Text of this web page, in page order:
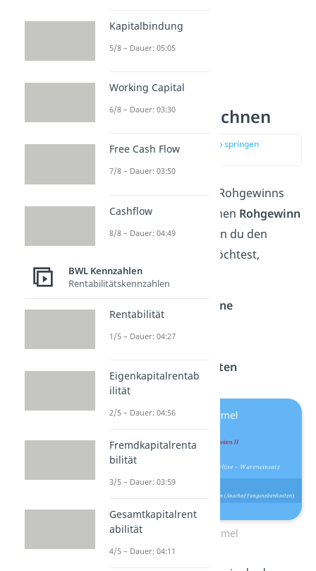
Rohgewinn berechnen
zur Stelle im Video springen
(00:53)
des Rohgewinns
unterscheidest du zwischen Rohgewinn
undRohgewinn II
. Wenn du den
möchtest,
benötigst du:
Nettoumsatz ohne
Warenbezugskosten
Rohgewinn Formel
Kapitalbindung
5/8 – Dauer: 05:05
Working Capital
6/8 – Dauer: 03:30
Free Cash Flow
7/8 – Dauer: 03:50
Cashflow
8/8 – Dauer: 04:49
BWL Kennzahlen
Rentabilitätskennzahlen
Rentabilität
1/5 – Dauer: 04:27
Eigenkapitalrentab
ilität
2/5 – Dauer: 04:56
Fremdkapitalrenta
bilität
3/5 – Dauer: 03:59
Gesamtkapitalrent
abilität
4/5 – Dauer: 04:11